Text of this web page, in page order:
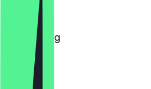
Dienstag
Mittwoch
Donnerstag
Freitag
Samstag
Sonntag